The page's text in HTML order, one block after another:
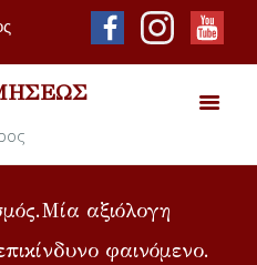
αξιόλογη
φαινόμενο.